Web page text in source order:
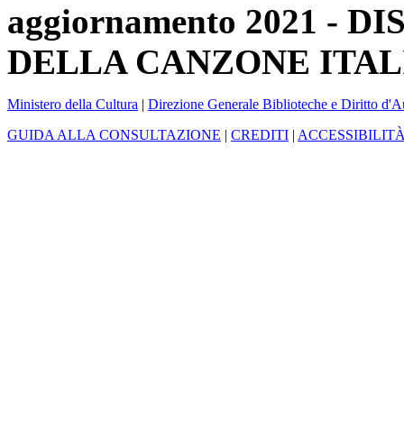
aggiornamento 2021 -
DELLA CANZONE
Ministero della Cultura | Direzione Generale Biblioteche e Diritto
GUIDA ALLA CONSULTAZIONE | CREDITI |